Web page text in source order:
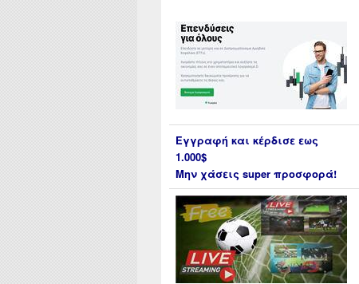
Εγγραφή και κέρδισε εως
1.000$
Μην χάσεις super προσφορά!